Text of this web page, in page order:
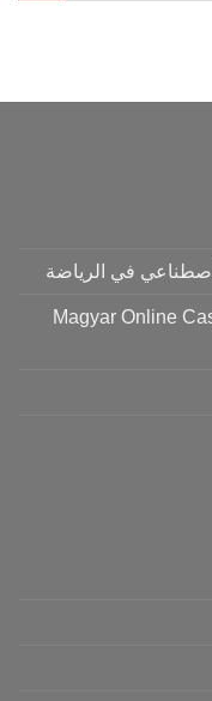
Magyar Online